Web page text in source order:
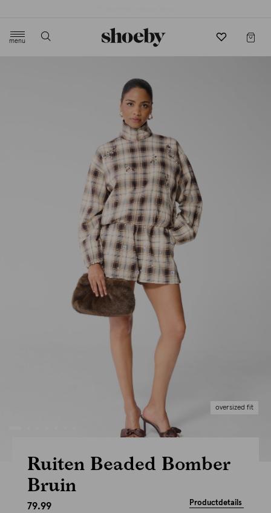
menu
oversized fit
Ruiten Beaded Bomber
Bruin
79.99 Productdetails